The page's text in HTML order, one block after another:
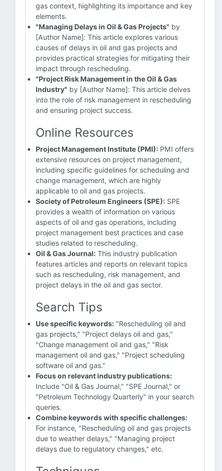
gas context, highlighting its importance and key
elements.
"Managing Delays in Oil & Gas Projects" by
[Author Name]: This article explores various
causes of delays in oil and gas projects and
provides practical strategies for mitigating their
impact through rescheduling.
"Project Risk Management in the Oil & Gas
Industry" by [Author Name]: This article delves
into the role of risk management in rescheduling
and ensuring project success.
Online Resources
Project Management Institute (PMI): PMI offers
extensive resources on project management,
including specific guidelines for scheduling and
change management, which are highly
applicable to oil and gas projects.
Society of Petroleum Engineers (SPE): SPE
provides a wealth of information on various
aspects of oil and gas operations, including
project management best practices and case
studies related to rescheduling.
Oil & Gas Journal: This industry publication
features articles and reports on relevant topics
such as rescheduling, risk management, and
project delays in the oil and gas sector.
Search Tips
Use specific keywords: "Rescheduling oil and
gas projects," "Project delays oil and gas,"
"Change management oil and gas," "Risk
management oil and gas," "Project scheduling
software oil and gas."
Focus on relevant industry publications:
Include "Oil & Gas Journal," "SPE Journal," or
"Petroleum Technology Quarterly" in your search
queries.
Combine keywords with specific challenges:
For instance, "Rescheduling oil and gas projects
due to weather delays," "Managing project
delays due to regulatory changes," etc.